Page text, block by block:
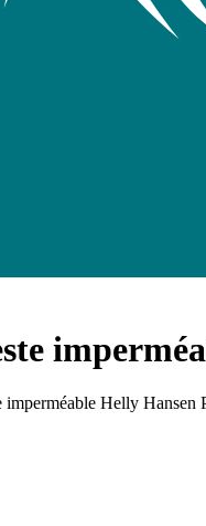
imperméable Helly